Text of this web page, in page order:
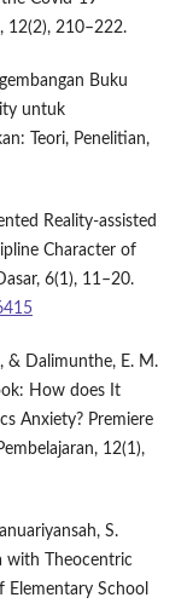
12(2), 210–222.
Buku
untuk
Teori, Penelitian,
Reality-assisted
Character of
6(1), 11–20.
& Dalimunthe, E. M.
How does It
Anxiety? Premiere
12(1),
S.
with Theocentric
School